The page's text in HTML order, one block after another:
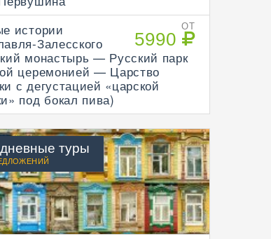
ОТ
5990
истории
Залесского
монастырь — Русский парк
церемонией — Царство
с дегустацией «царской
под бокал пива)
туры